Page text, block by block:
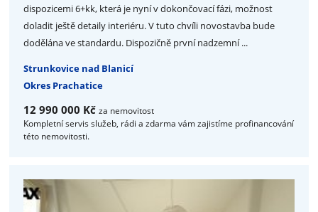
dispozicemi 6+kk, která je nyní v dokončovací fázi, možnost
doladit ještě detaily interiéru. V tuto chvíli novostavba bude
dodělána ve standardu. Dispozičně první nadzemní ...
Strunkovice nad Blanicí
Okres Prachatice
12 990 000 Kč za nemovitost
Kompletní servis služeb, rádi a zdarma vám zajistíme profinancování
této nemovitosti.